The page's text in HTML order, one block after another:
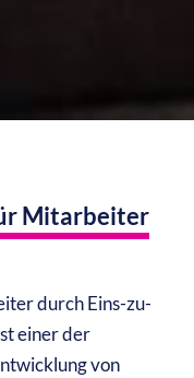
Mitarbeiter
durch Eins-zu-
einer der
von